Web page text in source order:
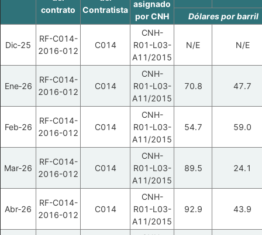
contrato
Contratista
asignado
por CNH
Dólares por barril
Dic‑25
RF-C014-
2016-012
C014
CNH-
R01-L03-
A11/2015
N/E N/E
Ene‑26
RF-C014-
2016-012
C014
CNH-
R01-L03-
A11/2015
70.8 47.7
Feb‑26
RF-C014-
2016-012
C014
CNH-
R01-L03-
A11/2015
54.7 59.0
Mar‑26
RF-C014-
2016-012
C014
CNH-
R01-L03-
A11/2015
89.5 24.1
Abr‑26
RF-C014-
2016-012
C014
CNH-
R01-L03-
A11/2015
92.9 43.9